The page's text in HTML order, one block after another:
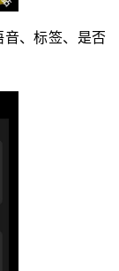
音、标签、是否